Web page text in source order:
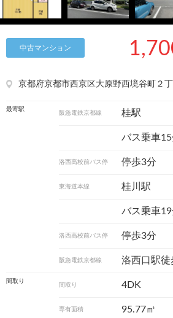
中古マンション
京都府京都市西京区大原野西境谷町２丁
最寄駅
阪急電鉄京都線 桂駅
バス乗車15
洛西高校前バス停 停歩3分
東海道本線 桂川駅
バス乗車19
洛西高校前バス停 停歩3分
阪急電鉄京都線 洛西口駅徒
間取り
間取り 4DK
専有面積 95.77㎡